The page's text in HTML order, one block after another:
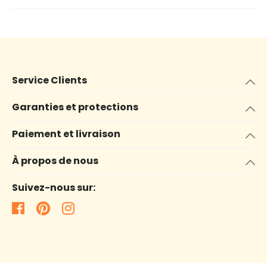
Service Clients
Garanties et protections
Paiement et livraison
À propos de nous
Suivez-nous sur: